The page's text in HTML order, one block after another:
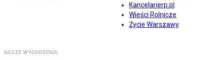
Kancelarierp.pl
Wieści Rolnicze
Życie Warszawy
NASZE WYDARZENIA